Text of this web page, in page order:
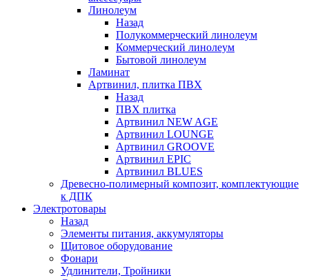
Линолеум
Назад
Полукоммерческий линолеум
Коммерческий линолеум
Бытовой линолеум
Ламинат
Артвинил, плитка ПВХ
Назад
ПВХ плитка
Артвинил NEW AGE
Артвинил LOUNGE
Артвинил GROOVE
Артвинил EPIC
Артвинил BLUES
Древесно-полимерный композит, комплектующие
к ДПК
Электротовары
Назад
Элементы питания, аккумуляторы
Щитовое оборудование
Фонари
Удлинители, Тройники